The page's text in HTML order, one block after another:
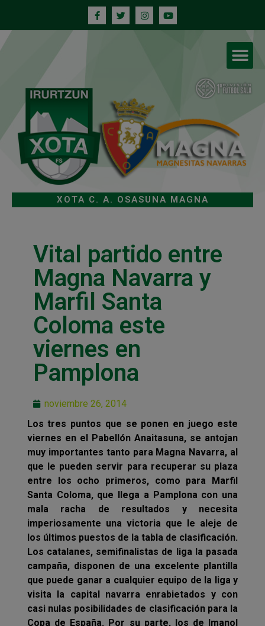
XOTA C. A. OSASUNA MAGNA
Vital partido entre
Magna Navarra y
Marfil Santa
Coloma este
viernes en
Pamplona
noviembre 26, 2014
Los tres puntos que se ponen en juego este
viernes en el Pabellón Anaitasuna, se antojan
muy importantes tanto para Magna Navarra, al
que le pueden servir para recuperar su plaza
entre los ocho primeros, como para Marfil
Santa Coloma, que llega a Pamplona con una
mala racha de resultados y necesita
imperiosamente una victoria que le aleje de
los últimos puestos de la tabla de clasificación.
Los catalanes, semifinalistas de liga la pasada
campaña, disponen de una excelente plantilla
que puede ganar a cualquier equipo de la liga y
visita la capital navarra enrabietados y con
casi nulas posibilidades de clasificación para la
Copa de España. Por su parte, los de Imanol